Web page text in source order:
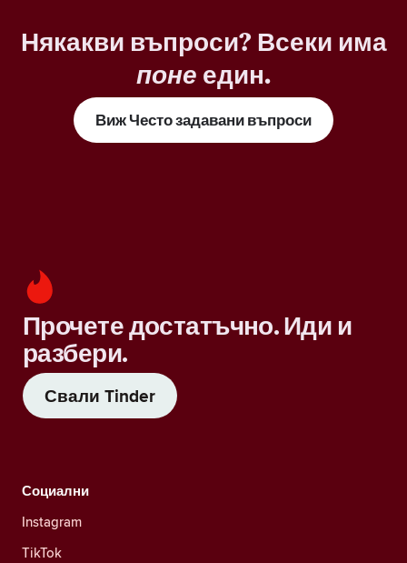
Някакви въпроси? Всеки има
поне един.
Виж Често задавани въпроси
Прочете достатъчно. Иди и
разбери.
Свали Tinder
Социални
Instagram
TikTok